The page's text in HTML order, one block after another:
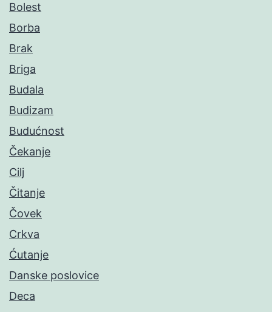
Bolest
Borba
Brak
Briga
Budala
Budizam
Budućnost
Čekanje
Cilj
Čitanje
Čovek
Crkva
Ćutanje
Danske poslovice
Deca